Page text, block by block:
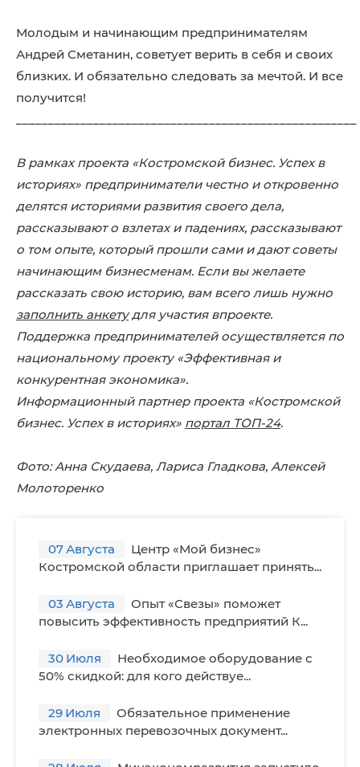
Молодым и начинающим предпринимателям
Андрей Сметанин, советует верить в себя и своих
близких. И обязательно следовать за мечтой. И все
получится!
В рамках проекта «Костромской бизнес. Успех в
историях» предприниматели честно и откровенно
делятся историями развития своего дела,
рассказывают о взлетах и падениях, рассказывают
о том опыте, который прошли сами и дают советы
начинающим бизнесменам. Если вы желаете
рассказать свою историю, вам всего лишь нужно
заполнить анкетудля участия впроекте.
Поддержка предпринимателей осуществляется по
национальному проекту «Эффективная и
конкурентная экономика».
Информационный партнер проекта «Костромской
бизнес. Успех в историях» портал ТОП-24.
Фото: Анна Скудаева, Лариса Гладкова, Алексей
Молоторенко
07Августа
Центр «Мой бизнес»
Костромской области приглашает принять...
03 Августа
Опыт «Свезы» поможет
повысить эффективность предприятий К...
30 Июля
Необходимое оборудование с
50% скидкой: для кого действуе...
29 Июля
Обязательное применение
электронных перевозочных документ...